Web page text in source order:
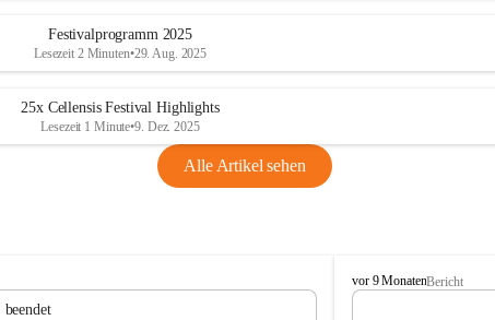
Festivalprogramm 2025
Lesezeit 2 Minuten•29. Aug. 2025
25x Cellensis Festival Highlights
Lesezeit 1 Minute•9. Dez. 2025
Alle Artikel sehen
C
e
vor 9 MonatenBericht